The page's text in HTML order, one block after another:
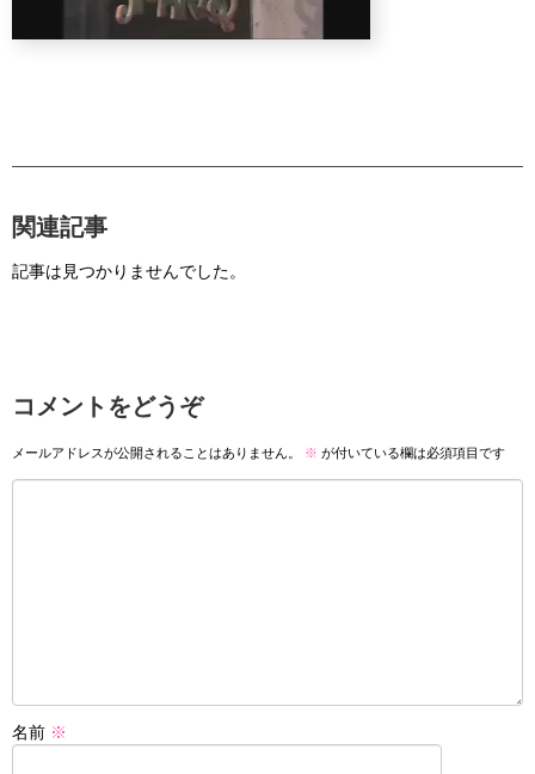
関連記事
記事は見つかりませんでした。
コメントをどうぞ
メールアドレスが公開されることはありません。 ※ が付いている欄は必須項目です
名前 ※